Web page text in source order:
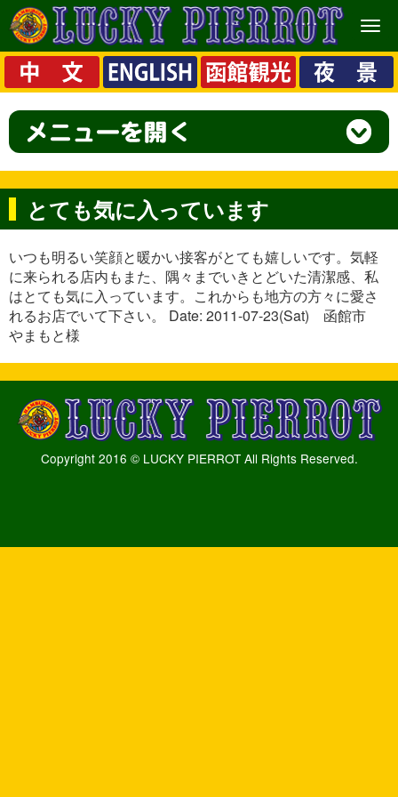
メ
ニ
ュ
ー
とても気に入っています
いつも明るい笑顔と暖かい接客がとても嬉しいです。気軽
に来られる店内もまた、隅々までいきとどいた清潔感、私
はとても気に入っています。これからも地方の方々に愛さ
れるお店でいて下さい。 Date: 2011-07-23(Sat) 函館市
やまもと様
Copyright 2016 © LUCKY PIERROT All Rights Reserved.